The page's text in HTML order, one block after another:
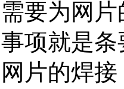
需要为网
事项就是
网片的焊